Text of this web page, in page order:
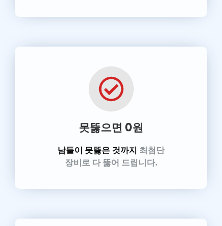
못뚫으면 0원
남들이 못뚫은 것까지 최첨단
장비로 다 뚫어 드립니다.